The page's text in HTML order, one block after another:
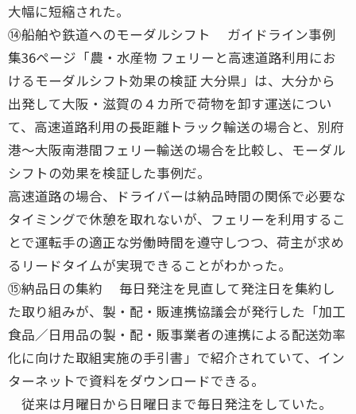
大幅に短縮された。
⑭船舶や鉄道へのモーダルシフト ガイドライン事例
集36ページ「農・水産物 フェリーと高速道路利用にお
けるモーダルシフト効果の検証 大分県」は、大分から
出発して大阪・滋賀の４カ所で荷物を卸す運送につい
て、高速道路利用の長距離トラック輸送の場合と、別府
港〜大阪南港間フェリー輸送の場合を比較し、モーダル
シフトの効果を検証した事例だ。
高速道路の場合、ドライバーは納品時間の関係で必要な
タイミングで休憩を取れないが、フェリーを利用するこ
とで運転手の適正な労働時間を遵守しつつ、荷主が求め
るリードタイムが実現できることがわかった。
⑮納品日の集約 毎日発注を見直して発注日を集約し
た取り組みが、製・配・販連携協議会が発行した「加工
食品／日用品の製・配・販事業者の連携による配送効率
化に向けた取組実施の手引書」で紹介されていて、イン
ターネットで資料をダウンロードできる。
従来は月曜日から日曜日まで毎日発注をしていた。